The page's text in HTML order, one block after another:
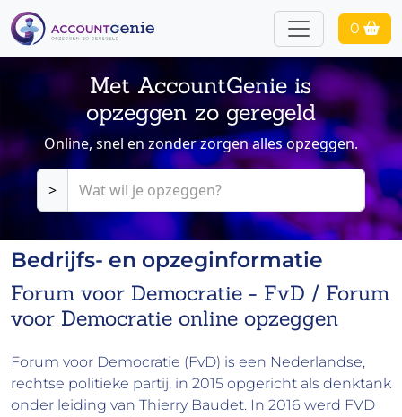
0
Met AccountGenie is
opzeggen zo geregeld
Online, snel en zonder zorgen alles opzeggen.
>
Bedrijfs- en opzeginformatie
Forum voor Democratie - FvD / Forum
voor Democratie online opzeggen
Forum voor Democratie (FvD) is een Nederlandse,
rechtse politieke partij, in 2015 opgericht als denktank
onder leiding van Thierry Baudet. In 2016 werd FVD